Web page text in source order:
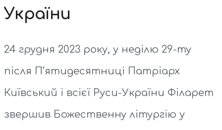
України
24 грудня 2023 року, у неділю 29-ту
після П’ятидесятниці Патріарх
Київський і всієї Руси-України Філарет
звершив Божественну літургію у